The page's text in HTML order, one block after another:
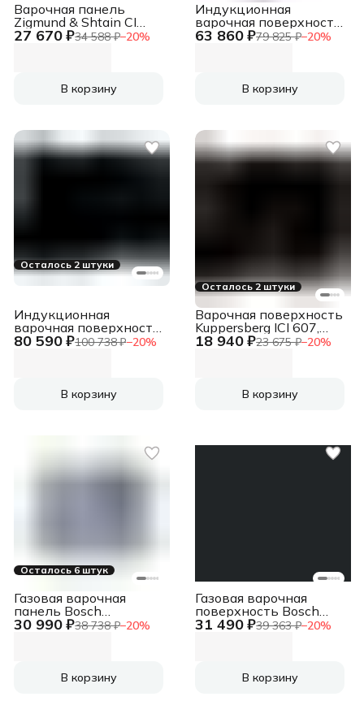
27 670 ₽34 588 ₽−20%
Варочная панель
Zigmund & Shtain CI
23.6 W
В корзину
63 860 ₽79 825 ₽−20%
Индукционная
варочная поверхность
Electrolux EIV83443CT
В корзину
Осталось 2 штуки
80 590 ₽100 738 ₽−20%
Индукционная
варочная поверхность
Electrolux EIS77453
В корзину
Осталось 2 штуки
18 940 ₽23 675 ₽−20%
Варочная поверхность
Kuppersberg ICI 607,
High-Tech, индукция,
Booster, слайдерное
управление, черный
В корзину
Осталось 6 штук
30 990 ₽38 738 ₽−20%
Газовая варочная
панель Bosch
PGH6B5K90R Serie 4,
контурами пламени,
составные чугунные
В корзину
31 490 ₽39 363 ₽−20%
Газовая варочная
поверхность Bosch
PGP6B6K90R черный
В корзину